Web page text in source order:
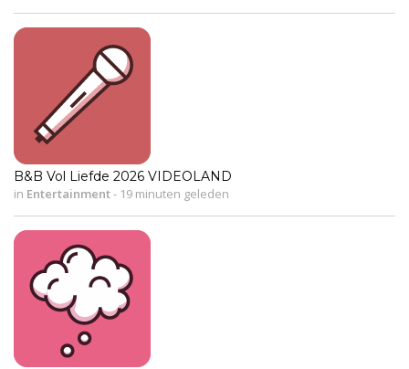
B&B Vol Liefde 2026 VIDEOLAND
in Entertainment- 19 minuten geleden